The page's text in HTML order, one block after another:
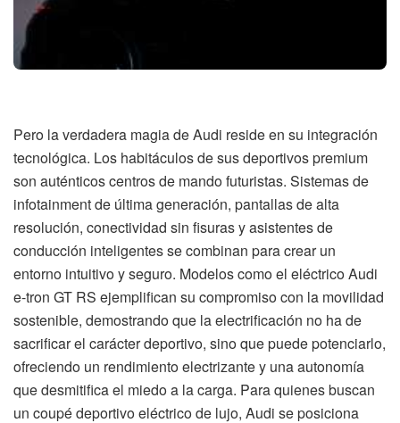
Pero la verdadera magia de Audi reside en su integración
tecnológica. Los habitáculos de sus deportivos premium
son auténticos centros de mando futuristas. Sistemas de
infotainment de última generación, pantallas de alta
resolución, conectividad sin fisuras y asistentes de
conducción inteligentes se combinan para crear un
entorno intuitivo y seguro. Modelos como el eléctrico Audi
e-tron GT RS ejemplifican su compromiso con la movilidad
sostenible, demostrando que la electrificación no ha de
sacrificar el carácter deportivo, sino que puede potenciarlo,
ofreciendo un rendimiento electrizante y una autonomía
que desmitifica el miedo a la carga. Para quienes buscan
un coupé deportivo eléctrico de lujo, Audi se posiciona